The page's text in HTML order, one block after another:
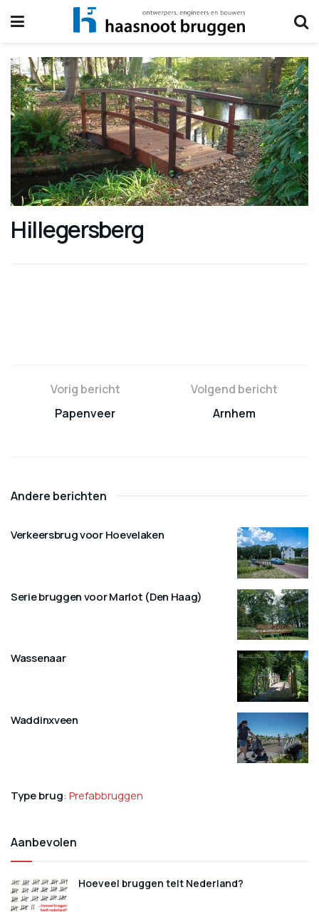
Hillegersberg
Vorig bericht
Papenveer
Volgend bericht
Arnhem
Andere berichten
Verkeersbrug voor Hoevelaken
Serie bruggen voor Marlot (Den Haag)
Wassenaar
Waddinxveen
Type brug: Prefabbruggen
Aanbevolen
Hoeveel bruggen telt Nederland?